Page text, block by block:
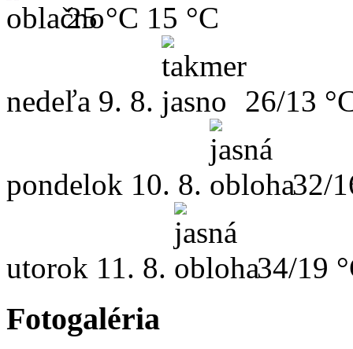
25 °C 15 °C
nedeľa 9. 8. 26/13
pondelok 10. 8. 32/
utorok 11. 8. 34/19
Fotogaléria